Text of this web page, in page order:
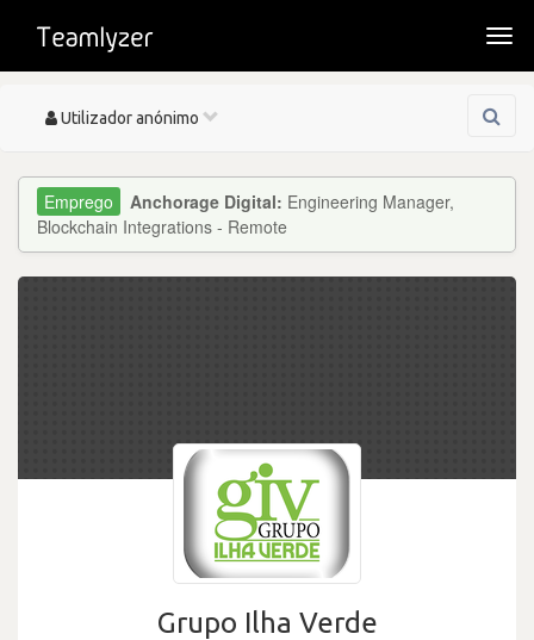
Toggle
Utilizador anónimo
Anchorage Digital: Engineering Manager,
Blockchain Integrations - Remote
Grupo Ilha Verde